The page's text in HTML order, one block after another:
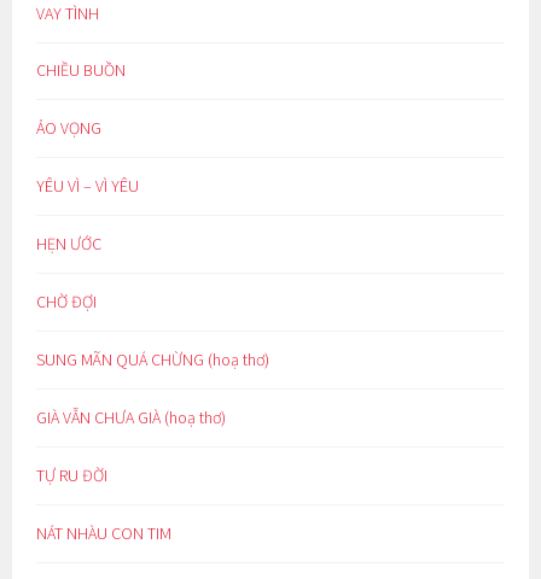
VAY TÌNH
CHIỀU BUỒN
ẢO VỌNG
YÊU VÌ – VÌ YÊU
HẸN ƯỚC
CHỜ ĐỢI
SUNG MÃN QUÁ CHỪNG (hoạ thơ)
GIÀ VẪN CHƯA GIÀ (hoạ thơ)
TỰ RU ĐỜI
NÁT NHÀU CON TIM